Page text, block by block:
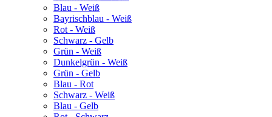
Blau - Weiß
Bayrischblau - Weiß
Rot - Weiß
Schwarz - Gelb
Grün - Weiß
Dunkelgrün - Weiß
Grün - Gelb
Blau - Rot
Schwarz - Weiß
Blau - Gelb